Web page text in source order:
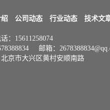
公司动态 行业动态 技术文
：15611258074
邮箱：
京市大兴区黄村安顺南路